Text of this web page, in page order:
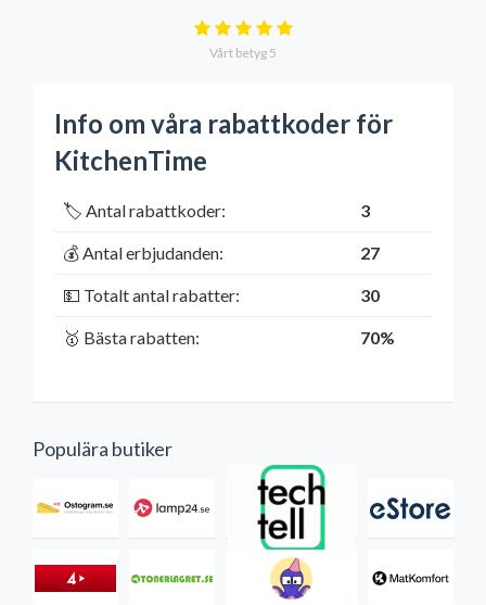
Vårt betyg 5
Info om våra rabattkoder för
KitchenTime
🏷️ Antal rabattkoder: 3
💰 Antal erbjudanden: 27
💵 Totalt antal rabatter: 30
🥇 Bästa rabatten: 70%
Populära butiker